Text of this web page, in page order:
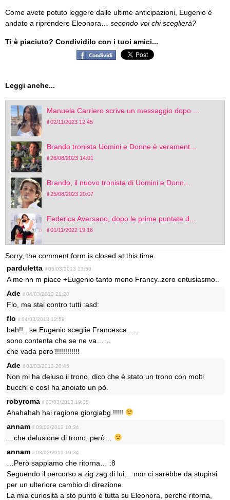
Come avete potuto leggere dalle ultime anticipazioni, Eugenio è
andato a riprendere Eleonora… secondo voi chi sceglierà?
Ti è piaciuto? Condividilo con i tuoi amici...
Leggi anche...
Manuela Carriero scrive un messaggio dopo ...
il 02/11/2023 12:45
Brando tronista Uomini e Donne è verament...
il 26/08/2023 14:01
Brando, il nuovo tronista di Uomini e Donn...
il 25/08/2023 20:07
Federica Aversano, dopo le prime puntate d...
il 01/11/2022 19:16
Sorry, the comment form is closed at this time.
parduletta il 05/03/2013 13:50
A me nn m piace +Eugenio tanto meno Francy..zero entusiasmo..
Ade il 04/03/2013 21:20
Flo, ma stai contro tutti :asd:
flo il 04/03/2013 12:59
beh!!.. se Eugenio sceglie Francesca…..
sono contenta che se ne va……
che vada pero’!!!!!!!!!!!!
Ade il 03/03/2013 20:45
Non mi ha deluso il trono, dico che è stato un trono con molti
bucchi e così ha anoiato un pò.
robyroma il 03/03/2013 19:38
Ahahahah hai ragione giorgiabg.!!!!!
annam il 03/03/2013 10:34
…che delusione di trono, però…
annam il 03/03/2013 10:34
…Però sappiamo che ritorna… :8
Seguendo il percorso a zig zag di lui… non ci sarebbe da stupirsi
per un ulteriore cambio di direzione.
La mia curiosità a sto punto è tutta su Eleonora, perchè ritorna,